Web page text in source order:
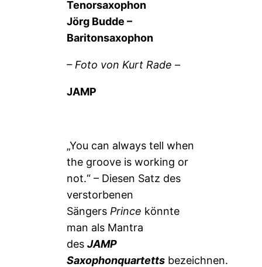
Tenorsaxophon
Jörg Budde –
Baritonsaxophon
– Foto von Kurt Rade –
JAMP
„You can always tell when
the groove is working or
not.“ – Diesen Satz des
verstorbenen
Sängers Prince könnte
man als Mantra
desJAMP
Saxophonquartetts bezeichnen.